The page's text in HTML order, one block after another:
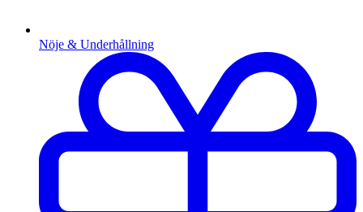
Nöje & Underhållning